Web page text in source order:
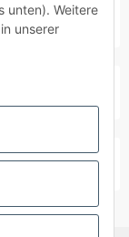
unten). Weitere
unserer